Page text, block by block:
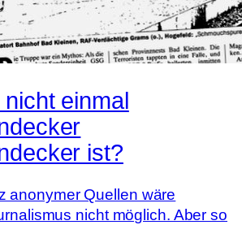
einmal
ist?
anonymer Quellen wäre
nicht möglich. Aber so